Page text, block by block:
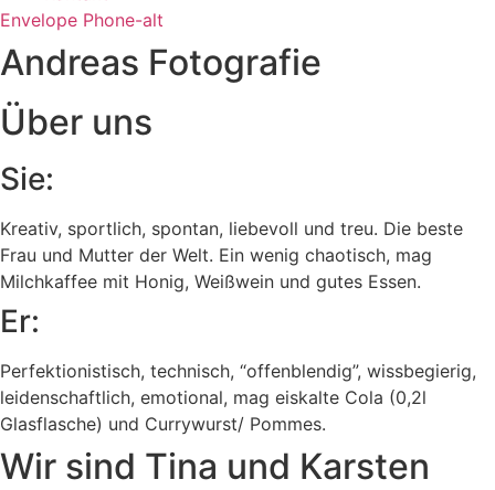
Envelope Phone-alt
Andreas Fotografie
Über uns
Sie:
Kreativ, sportlich, spontan, liebevoll und treu. Die beste
Frau und Mutter der Welt. Ein wenig chaotisch, mag
Milchkaffee mit Honig, Weißwein und gutes Essen.
Er:
Perfektionistisch, technisch, “offenblendig”, wissbegierig,
leidenschaftlich, emotional, mag eiskalte Cola (0,2l
Glasflasche) und Currywurst/ Pommes.
Wir sind Tina und Karsten